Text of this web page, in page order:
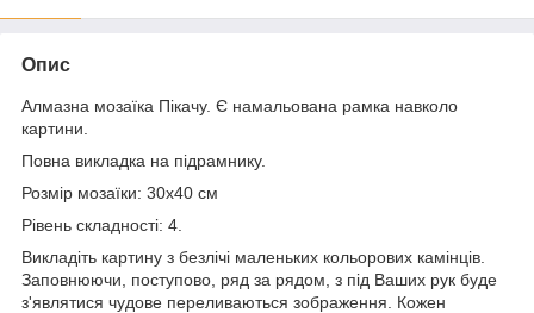
Опис
Алмазна мозаїка Пікачу. Є намальована рамка навколо
картини.
Повна викладка на підрамнику.
Розмір мозаїки: 30x40 см
Рівень складності: 4.
Викладіть картину з безлічі маленьких кольорових камінців.
Заповнюючи, поступово, ряд за рядом, з під Ваших рук буде
з'являтися чудове переливаються зображення. Кожен